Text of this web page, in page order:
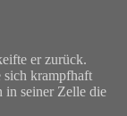
er zurück.
sich krampfhaft
in seiner Zelle die